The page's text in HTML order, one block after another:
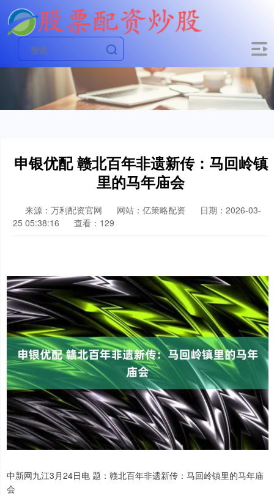
申银优配 赣北百年非遗新传：马回岭镇
里的马年庙会
来源：万利配资官网 网站：亿策略配资
日期：2026-03-
25 05:38:16
查看：129
中新网九江3月24日电 题：赣北百年非遗新传：马回岭镇里的马年庙
会